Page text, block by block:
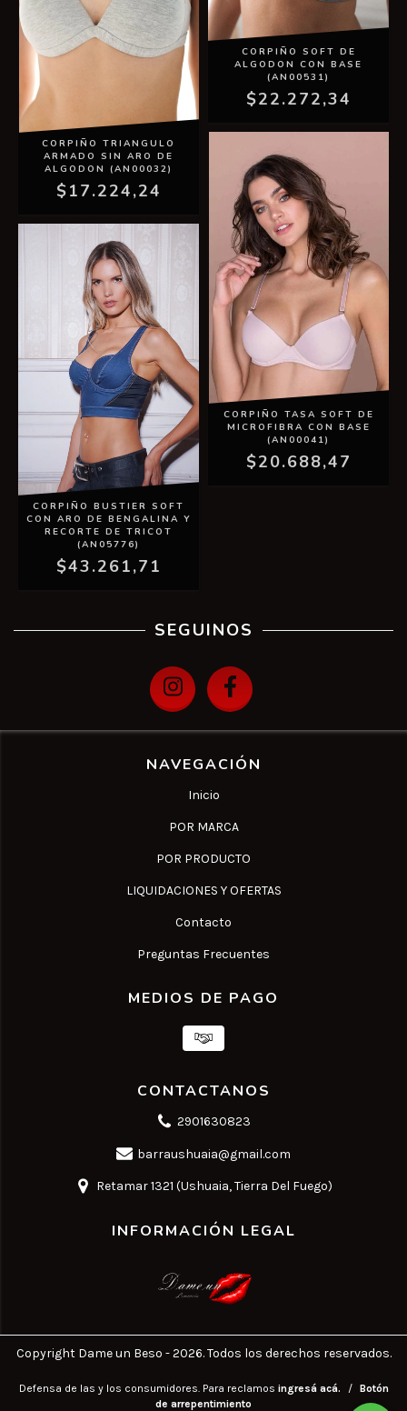
CORPIÑO TRIANGULO
ARMADO SIN ARO DE
ALGODON (AN00032)
$17.224,24
CORPIÑO SOFT DE
ALGODON CON BASE
(AN00531)
$22.272,34
CORPIÑO BUSTIER SOFT
CON ARO DE BENGALINA Y
RECORTE DE TRICOT
(AN05776)
$43.261,71
CORPIÑO TASA SOFT DE
MICROFIBRA CON BASE
(AN00041)
$20.688,47
SEGUINOS
NAVEGACIÓN
Inicio
POR MARCA
POR PRODUCTO
LIQUIDACIONES Y OFERTAS
Contacto
Preguntas Frecuentes
MEDIOS DE PAGO
CONTACTANOS
2901630823
barraushuaia@gmail.com
Retamar 1321 (Ushuaia, Tierra Del Fuego)
INFORMACIÓN LEGAL
Copyright Dame un Beso - 2026. Todos los derechos reservados.
Defensa de las y los consumidores. Para reclamos ingresá acá. /
Botón
de arrepentimiento